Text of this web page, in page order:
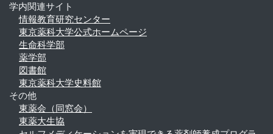
学内関連サイト
情報教育研究センター
東京薬科大学公式ホームページ
生命科学部
薬学部
図書館
東京薬科大学史料館
その他
東薬会（同窓会）
東薬大生協